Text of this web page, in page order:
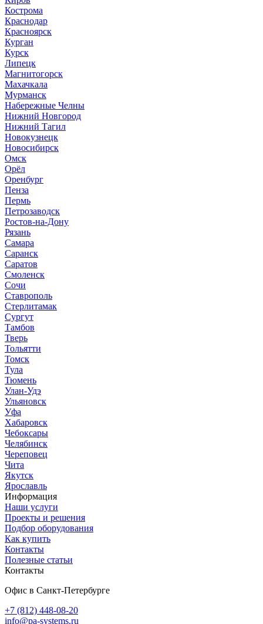
Кострома
Краснодар
Красноярск
Курган
Курск
Липецк
Магнитогорск
Махачкала
Мурманск
Набережные Челны
Нижний Новгород
Нижний Тагил
Новокузнецк
Новосибирск
Омск
Орёл
Оренбург
Пенза
Пермь
Петрозаводск
Ростов-на-Дону
Рязань
Самара
Саранск
Саратов
Смоленск
Сочи
Ставрополь
Стерлитамак
Сургут
Тамбов
Тверь
Тольятти
Томск
Тула
Тюмень
Улан-Удэ
Ульяновск
Уфа
Хабаровск
Чебоксары
Челябинск
Череповец
Чита
Якутск
Ярославль
Информация
Наши услуги
Проекты и решения
Подбор оборудования
Как купить
Контакты
Полезные статьи
Контакты
Офис в Санкт-Петербурге
+7 (812) 448-08-20
info@pa-systems.ru